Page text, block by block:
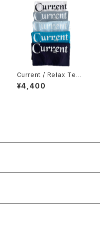
Current / Relax Tee
/ white / acid blue /
light blue / turquois
¥4,400